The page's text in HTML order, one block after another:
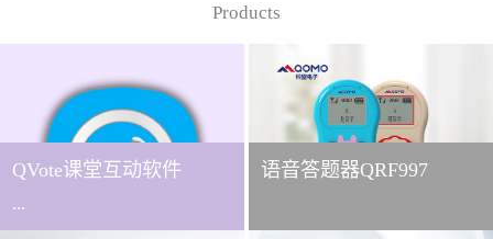
Products
QVote课堂互动软件
...
语音答题器QRF997